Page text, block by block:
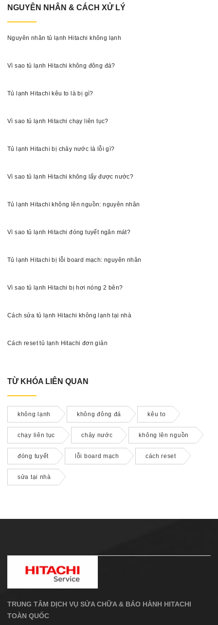
NGUYÊN NHÂN & CÁCH XỬ LÝ
Nguyên nhân tủ lạnh Hitachi không lạnh
Vì sao tủ lạnh Hitachi không đông đá?
Tủ lạnh Hitachi kêu to là bị gì?
Vì sao tủ lạnh Hitachi chạy liên tục?
Tủ lạnh Hitachi bị chảy nước là lỗi gì?
Vì sao tủ lạnh Hitachi không lấy được nước?
Tủ lạnh Hitachi không lên nguồn: nguyên nhân
Vì sao tủ lạnh Hitachi đóng tuyết ngăn mát?
Tủ lạnh Hitachi bị lỗi board mạch: nguyên nhân
Vì sao tủ lạnh Hitachi bị hơi nóng 2 bên?
Cách sửa tủ lạnh Hitachi không lạnh tại nhà
Cách reset tủ lạnh Hitachi đơn giản
TỪ KHÓA LIÊN QUAN
không lạnh không đông đá kêu to
chạy liên tục chảy nước không lên nguồn
đóng tuyết lỗi board mạch cách reset
sửa tại nhà
TRUNG TÂM DỊCH VỤ SỬA CHỮA & BẢO HÀNH HITACHI
TOÀN QUỐC